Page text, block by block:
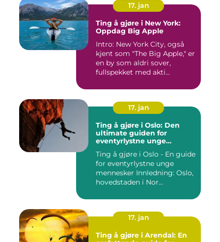
17. jan
Ting å gjøre i New York:
Oppdag Big Apple
Intro: New York City, også
kjent som "The Big Apple," er
en by som aldri sover,
fullspekket med akti...
17. jan
Ting å gjøre i Oslo: Den
ultimate guiden for
eventyrlystne unge
Ting å gjøre i Oslo - En guide
for eventyrlystne unge
mennesker Innledning: Oslo,
hovedstaden i Nor...
17. jan
Ting å gjøre i Arendal: En